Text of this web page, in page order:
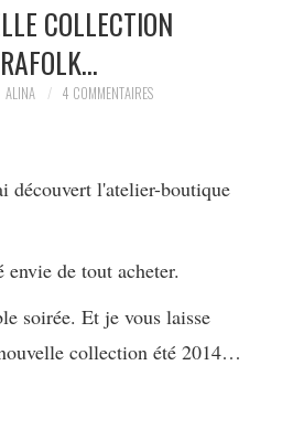
LE
Y
COLLECTION
ALINA 4 COMMENTAIRES
découvert l'atelier-boutique
de tout acheter.
soirée. Et je vous laisse
collection été 2014…